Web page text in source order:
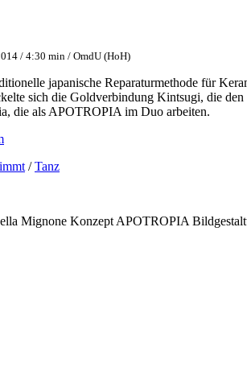
/ 4:30 min / OmdU (HoH)
japanische Reparaturmethode für
sich die Goldverbindung Kintsugi, die
die als APOTROPIA im Duo arbeiten.
/Tanz
Mignone Konzept APOTROPIA